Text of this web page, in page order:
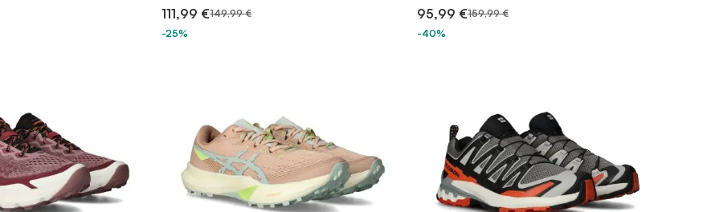
111,99 €149,99 €
-25%
95,99 €159,99 €
-40%